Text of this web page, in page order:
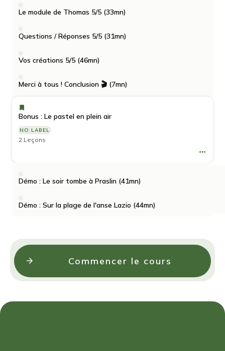
Le module de Thomas 5/5 (33mn)
Questions / Réponses 5/5 (31mn)
Vos créations 5/5 (46mn)
Merci à tous ! Conclusion 🎬 (7mn)
Bonus : Le pastel en plein air
NO LABEL
2 Leçons
Démo : Le soir tombe à Praslin (41mn)
Démo : Sur la plage de l'anse Lazio (44mn)
Commencer le cours